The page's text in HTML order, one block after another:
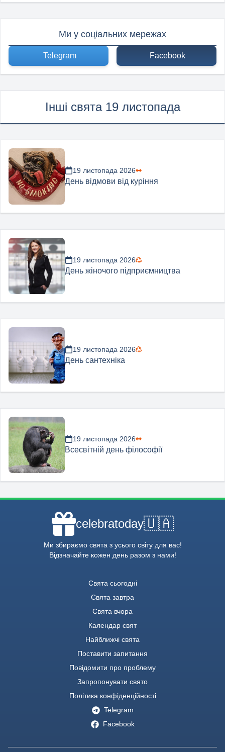
Ми у соціальних мережах
Telegram Facebook
Інші свята 19 листопада
19 листопада 2026
День відмови від куріння
19 листопада 2026
День жіночого підприємництва
19 листопада 2026
День сантехніка
19 листопада 2026
Всесвітній день філософії
celebratoday🇺🇦
Ми збираємо свята з усього світу для вас!
Відзначайте кожен день разом з нами!
Свята сьогодні
Свята завтра
Свята вчора
Календар свят
Найближчі свята
Поставити запитання
Повідомити про проблему
Запропонувати свято
Політика конфіденційності
Telegram
Facebook